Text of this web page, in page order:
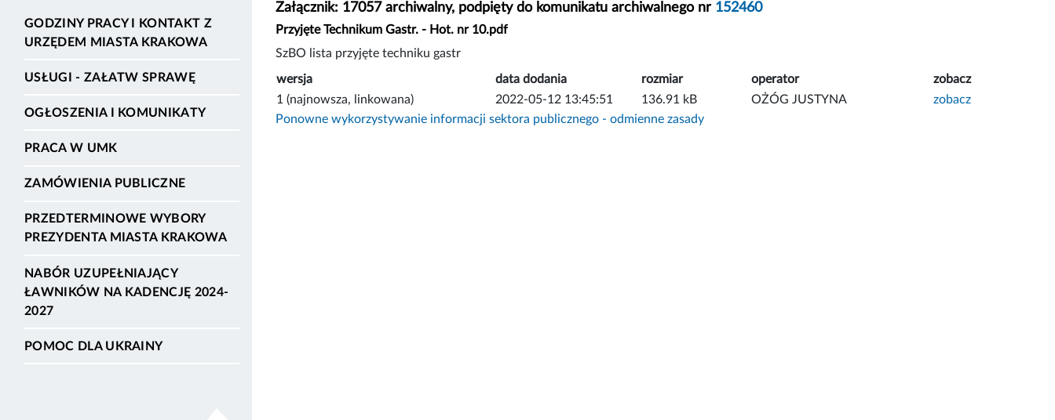
GODZINY PRACY I KONTAKT Z
URZĘDEM MIASTA KRAKOWA
USŁUGI - ZAŁATW SPRAWĘ
OGŁOSZENIA I KOMUNIKATY
PRACA W UMK
ZAMÓWIENIA PUBLICZNE
PRZEDTERMINOWE WYBORY
PREZYDENTA MIASTA KRAKOWA
NABÓR UZUPEŁNIAJĄCY
ŁAWNIKÓW NA KADENCJĘ 2024-
2027
POMOC DLA UKRAINY
Załącznik: 17057 archiwalny, podpięty do komunikatu archiwalnego nr 152460
Przyjęte Technikum Gastr. - Hot. nr 10.pdf
SzBO lista przyjęte techniku gastr
wersja data dodania rozmiar operator
zobacz
1 (najnowsza, linkowana)
2022-05-12 13:45:51 136.91 kB OŻÓG JUSTYNA
zobacz
Ponowne wykorzystywanie informacji sektora publicznego - odmienne zasady